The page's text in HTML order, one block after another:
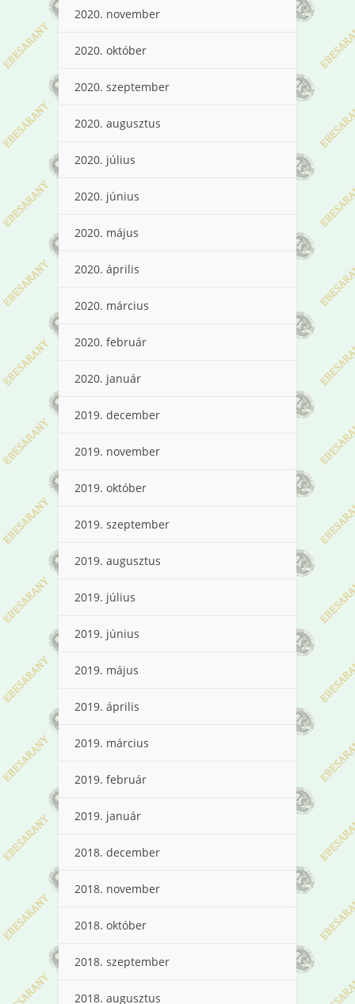
2020. november
2020. október
2020. szeptember
2020. augusztus
2020. július
2020. június
2020. május
2020. április
2020. március
2020. február
2020. január
2019. december
2019. november
2019. október
2019. szeptember
2019. augusztus
2019. július
2019. június
2019. május
2019. április
2019. március
2019. február
2019. január
2018. december
2018. november
2018. október
2018. szeptember
2018. augusztus